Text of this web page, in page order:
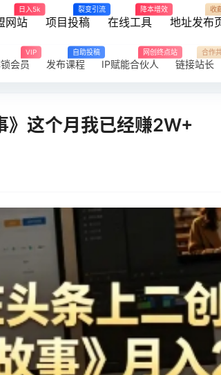
网站
日入5k
项目投稿
裂变引流
在线工具
降本增效
地址发布
收
会员
VIP
发布课程
自助投稿
IP赋能合伙人
网创终点站
链接站长
合作
》这个月我已经赚2W+